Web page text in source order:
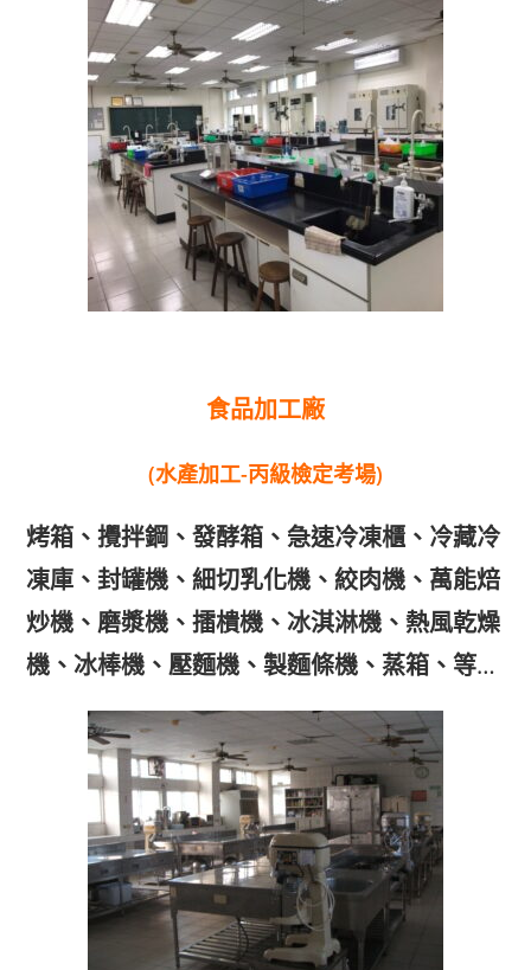
食品加工廠
(水產加工-丙級檢定考場)
烤箱、攪拌鋼、發酵箱、急速冷凍櫃、冷藏冷
凍庫、封罐機、細切乳化機、絞肉機、萬能焙
炒機、磨漿機、擂樻機、冰淇淋機、熱風乾燥
機、冰棒機、壓麵機、製麵條機、蒸箱、等…